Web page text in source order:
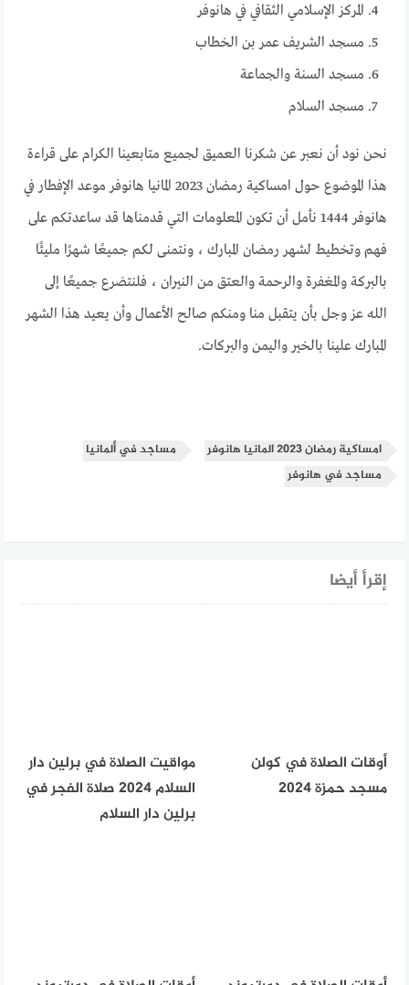
المركز الإسلامي الثقافي في هانوفر
مسجد الشريف عمر بن الخطاب
مسجد السنة والجماعة
مسجد السلام
نحن نود أن نعبر عن شكرنا العميق لجميع متابعينا الكرام على قراءة
هذا الموضوع حول امساكية رمضان 2023 المانيا هانوفر موعد الإفطار في
هانوفر 1444 نأمل أن تكون المعلومات التي قدمناها قد ساعدتكم على
فهم وتخطيط لشهر رمضان المبارك ، ونتمنى لكم جميعًا شهرًا مليئًا
بالبركة والمغفرة والرحمة والعتق من النيران ، فلنتضرع جميعًا إلى
الله عز وجل بأن يتقبل منا ومنكم صالح الأعمال وأن يعيد هذا الشهر
المبارك علينا بالخير واليمن والبركات.
امساكية رمضان 2023 المانيا هانوفر
مساجد في ألمانيا
مساجد في هانوفر
إقرأ أيضا
أوقات الصلاة في كولن
مسجد حمزة 2024
مواقيت الصلاة في برلين دار
السلام 2024 صلاة الفجر في
برلين دار السلام